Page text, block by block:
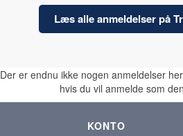
Læs alle anmeldelser på
Der er endnu ikke nogen anmeldelser
hvis du vil anmelde som
KONTO